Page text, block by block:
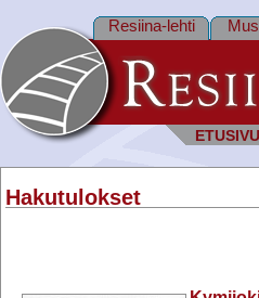
ETUSIVU
Resiina-lehti
Hakutulokset